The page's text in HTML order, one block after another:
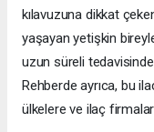
kılavuzuna dikkat
yaşayan yetişkin
uzun süreli
Rehberde ayrıca, bu
ülkelere ve ilaç